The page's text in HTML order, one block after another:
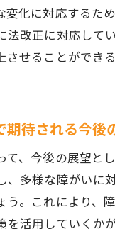
社
障
変化に対応するた
法改正に対応して
させることができ
期待される今後
て、今後の展望と
、多様な障がいに
う。これにより、
活用していくか